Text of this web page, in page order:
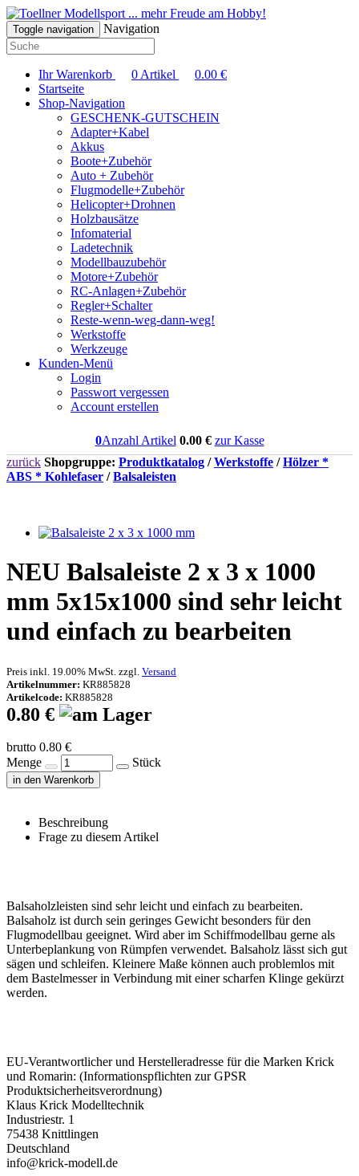
... mehr Freude am Hobby!
Toggle navigation Navigation
Ihr Warenkorb 0 Artikel 0.00 €
Startseite
Shop-Navigation
GESCHENK-GUTSCHEIN
Adapter+Kabel
Akkus
Boote+Zubehör
Auto + Zubehör
Flugmodelle+Zubehör
Helicopter+Drohnen
Holzbausätze
Infomaterial
Ladetechnik
Modellbauzubehör
Motore+Zubehör
RC-Anlagen+Zubehör
Regler+Schalter
Reste-wenn-weg-dann-weg!
Werkstoffe
Werkzeuge
Kunden-Menü
Login
Passwort vergessen
Account erstellen
0Anzahl Artikel 0.00€ zur Kasse
zurück Shopgruppe: Produktkatalog /Werkstoffe /Hölzer *
ABS * Kohlefaser /Balsaleisten
NEU Balsaleiste 2 x 3 x 1000
mm 5x15x1000 sind sehr leicht
und einfach zu bearbeiten
Preis inkl. 19.00% MwSt. zzgl. Versand
Artikelnummer: KR885828
Artikelcode: KR885828
0.80 €
brutto 0.80 €
Menge
Stück
in den Warenkorb
Beschreibung
Frage zu diesem Artikel
Balsaholzleisten sind sehr leicht und einfach zu bearbeiten.
Balsaholz ist durch sein geringes Gewicht besonders für den
Flugmodellbau geeignet. Wird aber im Schiffmodellbau gerne als
Unterbeplankung von Rümpfen verwendet. Balsaholz lässt sich gut
sägen und schleifen. Kleinere Maße können auch problemlos mit
dem Bastelmesser in Verbindung mit einer scharfen Klinge gekürzt
werden.
EU-Verantwortlicher und Herstelleradresse für die Marken Krick
und Romarin: (Informationspflichten zur GPSR
Produktsicherheitsverordnung)
Klaus Krick Modelltechnik
Industriestr. 1
75438 Knittlingen
Deutschland
info@krick-modell.de